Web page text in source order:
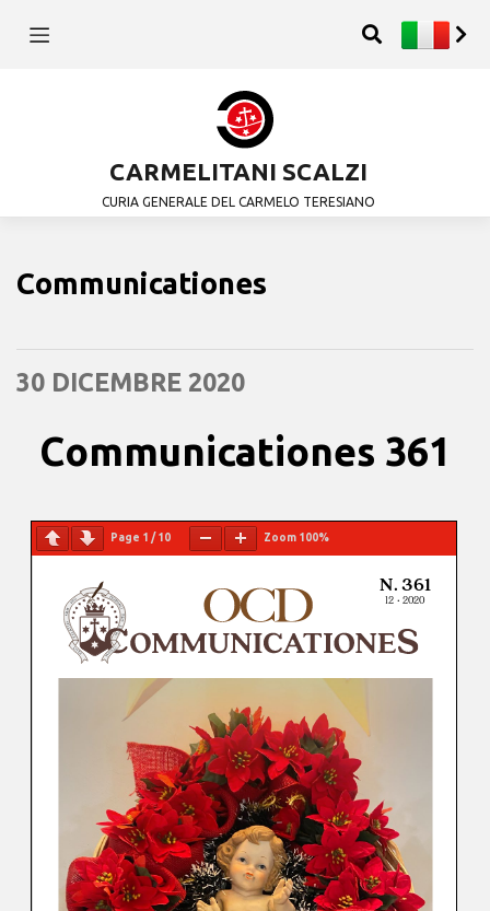
CARMELITANI SCALZI
CURIA GENERALE DEL CARMELO TERESIANO
Communicationes
30 DICEMBRE 2020
Communicationes 361
Page 1 /10 Zoom 100%